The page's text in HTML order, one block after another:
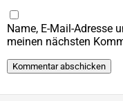
Name, E-Mail-Adresse
meinen nächsten